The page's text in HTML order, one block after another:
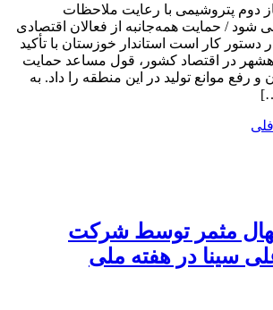
دوم پتروشیمی با رعایت ملاحظات
/ حمایت همه‌جانبه از فعالان اقتصادی
دستور کار است استاندار خوزستان با تأکید
در اقتصاد کشور، قول مساعد حمایت
رفع موانع تولید در این منطقه را داد. به
هزار نهال مثمر توسط شرکت
سینا در هفته ملی